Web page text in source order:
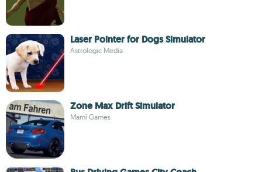
Laser Pointer for Dogs Simulator
Astrologic Media
Zone Max Drift Simulator
Mami Games